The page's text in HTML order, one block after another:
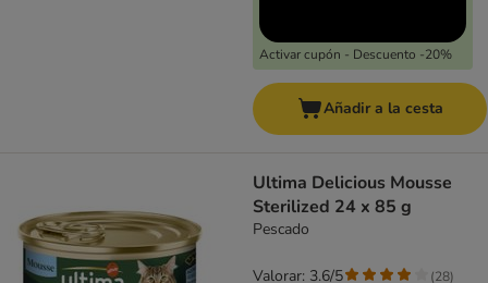
Activar cupón - Descuento -20%
Añadir a la cesta
Ultima Delicious Mousse
Sterilized 24 x 85 g
Pescado
Valorar: 3.6/5 (28)